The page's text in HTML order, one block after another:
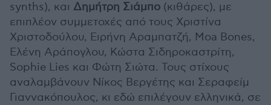
synths), και Δημήτρη Σιάμπο (κιθάρες), με
επιπλέον συμμετοχές από τους Χριστίνα
Χριστοδούλου, Ειρήνη Αραμπατζή, Moa Bones,
Ελένη Αράπογλου, Κώστα Σιδηροκαστρίτη,
Sophie Lies και Φώτη Σιώτα. Τους στίχους
αναλαμβάνουν Νίκος Βεργέτης και Σεραφείμ
Γιαννακόπουλος, κι εδώ επιλέγουν ελληνικά, σε